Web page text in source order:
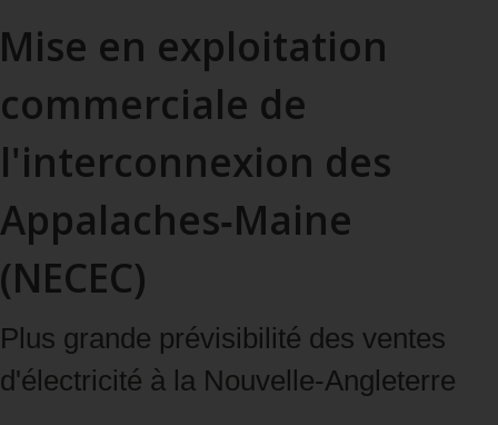
Mise en exploitation
commerciale de
l'interconnexion des
Appalaches‑Maine
(NECEC)
Plus grande prévisibilité des ventes
d'électricité à la Nouvelle‑Angleterre